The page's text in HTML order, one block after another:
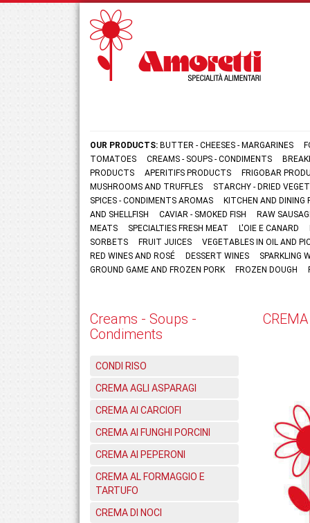
OUR PRODUCTS: BUTTER - CHEESES - MARGARINES
TOMATOES
CREAMS - SOUPS - CONDIMENTS
PRODUCTS
APERITIFS PRODUCTS
FRIGOBAR
MUSHROOMS AND TRUFFLES
STARCHY - DRIED
SPICES - CONDIMENTS AROMAS
KITCHEN AND
AND SHELLFISH
CAVIAR - SMOKED FISH
RAW
MEATS
SPECIALTIES FRESH MEAT L'OIE E CANARD
SORBETS
FRUIT JUICES
VEGETABLES IN OIL AND
RED WINES AND ROSÉ
DESSERT WINES
SPARKLING
GROUND GAME AND FROZEN PORK
FROZEN DOUGH
Creams - Soups -
Condiments
CONDI RISO
CREMA AGLI ASPARAGI
CREMA AI CARCIOFI
CREMA AI FUNGHI PORCINI
CREMA AI PEPERONI
CREMA AL FORMAGGIO E
TARTUFO
CREMA DI NOCI